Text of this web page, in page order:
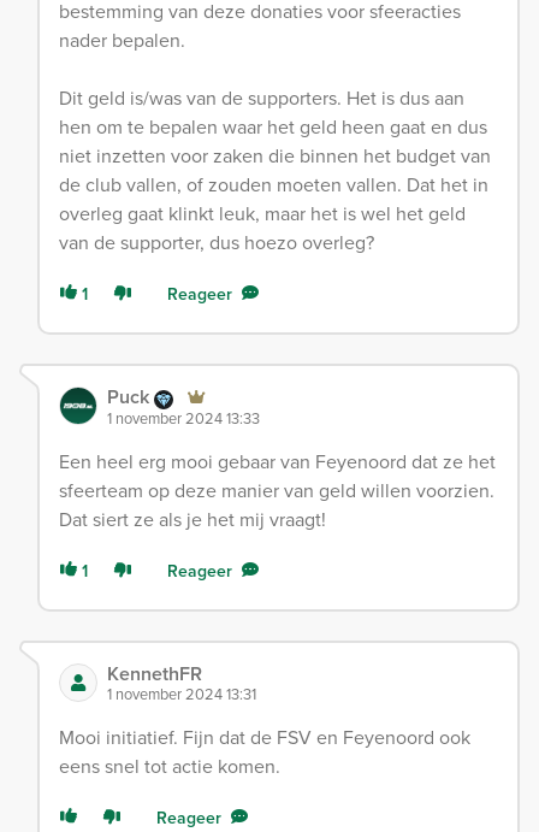
bestemming van deze donaties voor sfeeracties
nader bepalen.
Dit geld is/was van de supporters. Het is dus aan
hen om te bepalen waar het geld heen gaat en dus
niet inzetten voor zaken die binnen het budget van
de club vallen, of zouden moeten vallen. Dat het in
overleg gaat klinkt leuk, maar het is wel het geld
van de supporter, dus hoezo overleg?
1 Reageer
Puck
1 november 2024 13:33
Een heel erg mooi gebaar van Feyenoord dat ze het
sfeerteam op deze manier van geld willen voorzien.
Dat siert ze als je het mij vraagt!
1 Reageer
KennethFR
1 november 2024 13:31
Mooi initiatief. Fijn dat de FSV en Feyenoord ook
eens snel tot actie komen.
Reageer